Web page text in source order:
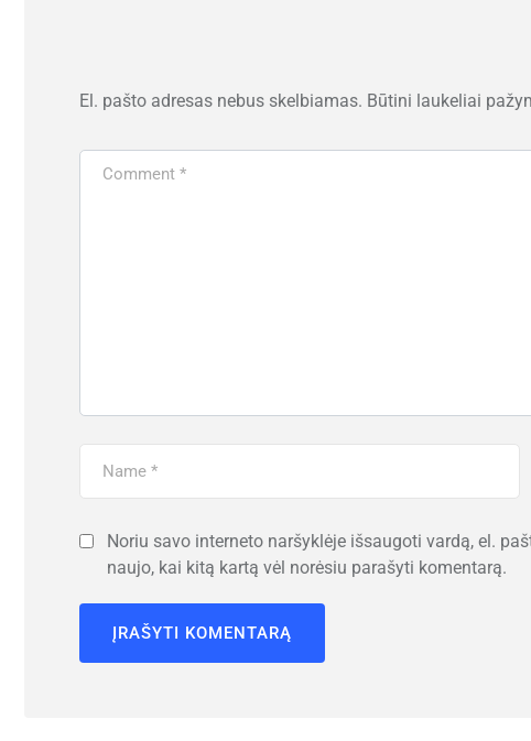
El. pašto adresas nebus skelbiamas. Būtini laukeliai
Noriu savo interneto naršyklėje išsaugoti vardą, el.
naujo, kai kitą kartą vėl norėsiu parašyti komentarą.